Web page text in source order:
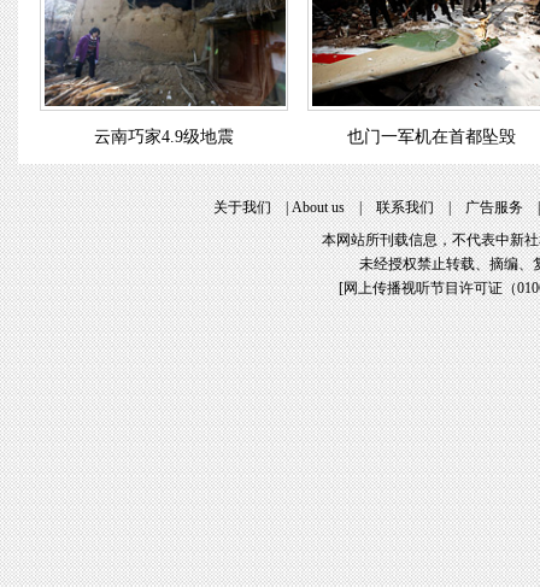
云南巧家4.9级地震 也门一军机在首都坠毁
关于我们|About us|联系我们|广告服务
本网站所刊载信息，不代表中新
未经授权禁止转载、摘编、
[网上传播视听节目许可证（